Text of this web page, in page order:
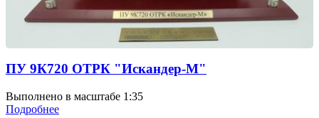
ПУ 9К720 ОТРК "Искандер-М"
Выполнено в масштабе 1:35
Подробнее